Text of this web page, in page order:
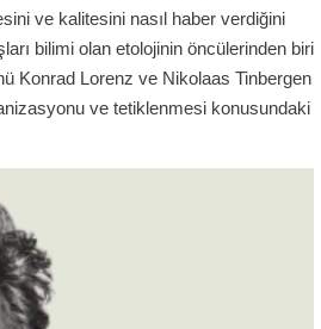
ve kalitesini nasıl haber verdiğini
bilimi olan etolojinin öncülerinden biri
Konrad Lorenz ve Nikolaas Tinbergen
ve tetiklenmesi konusundaki